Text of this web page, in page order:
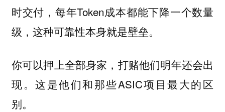
时交付，每年Token成本都能下降一个数量
级，这种可靠性本身就是壁垒。
你可以押上全部身家，打赌他们明年还会出
现。这是他们和那些ASIC项目最大的区
别。